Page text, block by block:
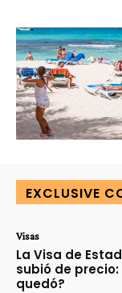
EXCLUSIVE
Visas
La Visa de
subió de precio:
quedó?